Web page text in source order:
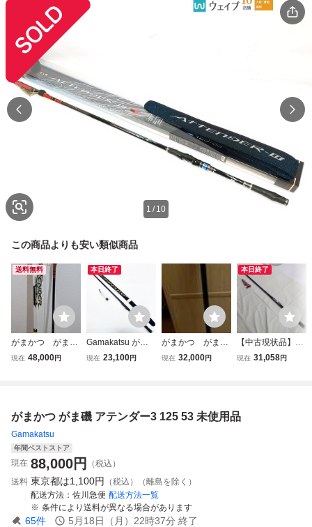
1 / 10
この商品よりも安い類似商品
送料無料
がまかつ がま
磯 アテンダー
現在 48,000円
本日終了
Gamakatsu がま
かつ がま磯 ATTE
現在 23,100円
がまかつ がま
磯 アテンダー
現在 32,000円
本日終了
【中古現状品】が
まかつ がま磯
現在 31,058円
がまかつ がま磯 アテンダー3 125 53 未使用品
Gamakatsu
年間ベストストア
現在 88,000円
（税込）
送料 東京都は1,100円
（税込）（離島を除く）
配送方法
佐川急便 配送方法一覧
条件により送料が異なる場合があります
65件 5月18日（月）22時37分 終了